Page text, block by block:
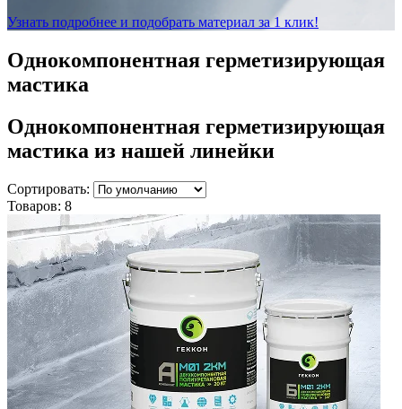
Узнать подробнее и подобрать материал за 1 клик!
Однокомпонентная герметизирующая
мастика
Однокомпонентная герметизирующая
мастика из нашей линейки
Сортировать:
Товаров: 8